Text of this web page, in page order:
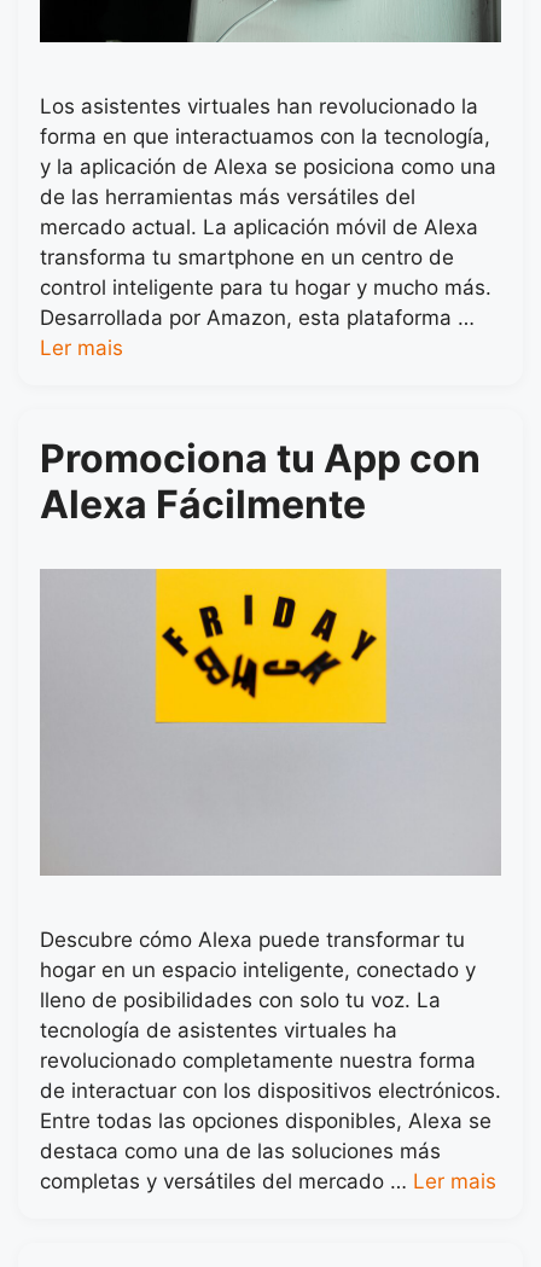
Los asistentes virtuales han revolucionado la
forma en que interactuamos con la tecnología,
y la aplicación de Alexa se posiciona como una
de las herramientas más versátiles del
mercado actual. La aplicación móvil de Alexa
transforma tu smartphone en un centro de
control inteligente para tu hogar y mucho más.
Desarrollada por Amazon, esta plataforma …
Ler mais
Promociona tu App con
Alexa Fácilmente
Descubre cómo Alexa puede transformar tu
hogar en un espacio inteligente, conectado y
lleno de posibilidades con solo tu voz. La
tecnología de asistentes virtuales ha
revolucionado completamente nuestra forma
de interactuar con los dispositivos electrónicos.
Entre todas las opciones disponibles, Alexa se
destaca como una de las soluciones más
completas y versátiles del mercado … Ler mais